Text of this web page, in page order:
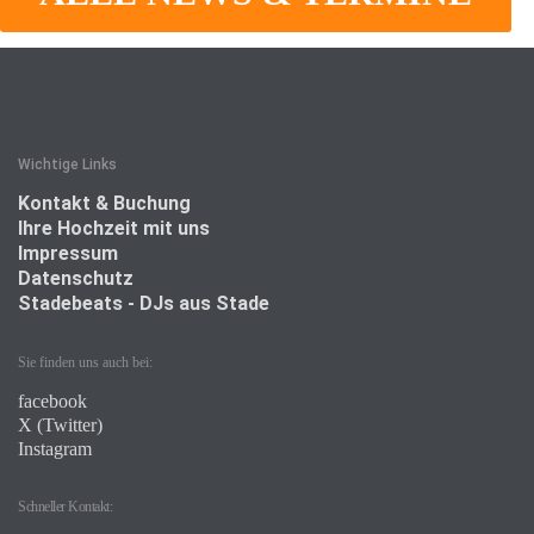
Wichtige Links
Kontakt & Buchung
Ihre Hochzeit mit uns
Impressum
Datenschutz
Stadebeats - DJs aus Stade
Sie finden uns auch bei:
facebook
X (Twitter)
Instagram
Schneller Kontakt: